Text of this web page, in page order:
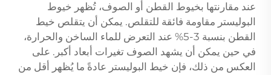
عند مقارنتها بخيوط القطن أو الصوف، تُظهر خيوط
البوليستر مقاومة فائقة للتقلص. يمكن أن يتقلص خيط
القطن بنسبة 3-5% عند التعرض للماء الساخن والحرارة،
في حين يمكن أن يشهد الصوف تغيرات أبعاد أكبر. على
العكس من ذلك، فإن خيط البوليستر عادةً ما يُظهر أقل من